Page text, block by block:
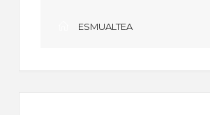
ESMUALTEA